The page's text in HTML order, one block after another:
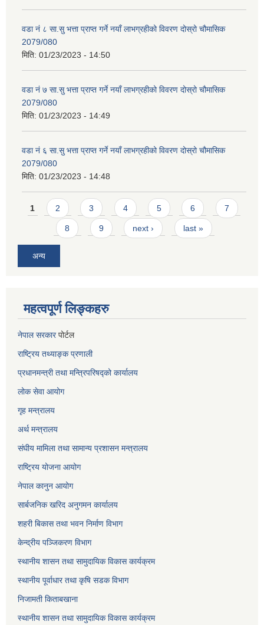
वडा नं ८ सा.सु भत्ता प्राप्त गर्ने नयाँ लाभग्रहीको विवरण दोस्रो चौमासिक
2079/080
मिति: 01/23/2023 - 14:50
वडा नं ७ सा.सु भत्ता प्राप्त गर्ने नयाँ लाभग्रहीको विवरण दोस्रो चौमासिक
2079/080
मिति: 01/23/2023 - 14:49
वडा नं ६ सा.सु भत्ता प्राप्त गर्ने नयाँ लाभग्रहीको विवरण दोस्रो चौमासिक
2079/080
मिति: 01/23/2023 - 14:48
Pages
1 2 3 4 5 6 7
8 9 next › last »
अन्य
महत्वपूर्ण लिङ्कहरु
नेपाल सरकारपोर्टल
राष्ट्रिय तथ्याङ्क प्रणाली
प्रधानमन्त्री तथा मन्त्रिपरिषद्को कार्यालय
लोक सेवाआयोग
गृह मन्त्रालय
अर्थ मन्त्रालय
संघीय मामिला तथा सामान्य प्रशासन मन्त्रालय
राष्ट्रिय योजना आयोग
नेपाल कानुन आयोग
सार्बजनिक खरिद अनुगमन कार्यालय
शहरी बिकास तथा भवन निर्माण विभाग
केन्द्रीय पञ्जिकरण विभाग
स्थानीय शासन तथा सामुदायिक विकास कार्यक्रम
स्थानीय पूर्वाधार तथा कृषि सडक विभाग
निजामती किताबखाना
स्थानीय शासन तथा सामुदायिक विकास कार्यक्रम